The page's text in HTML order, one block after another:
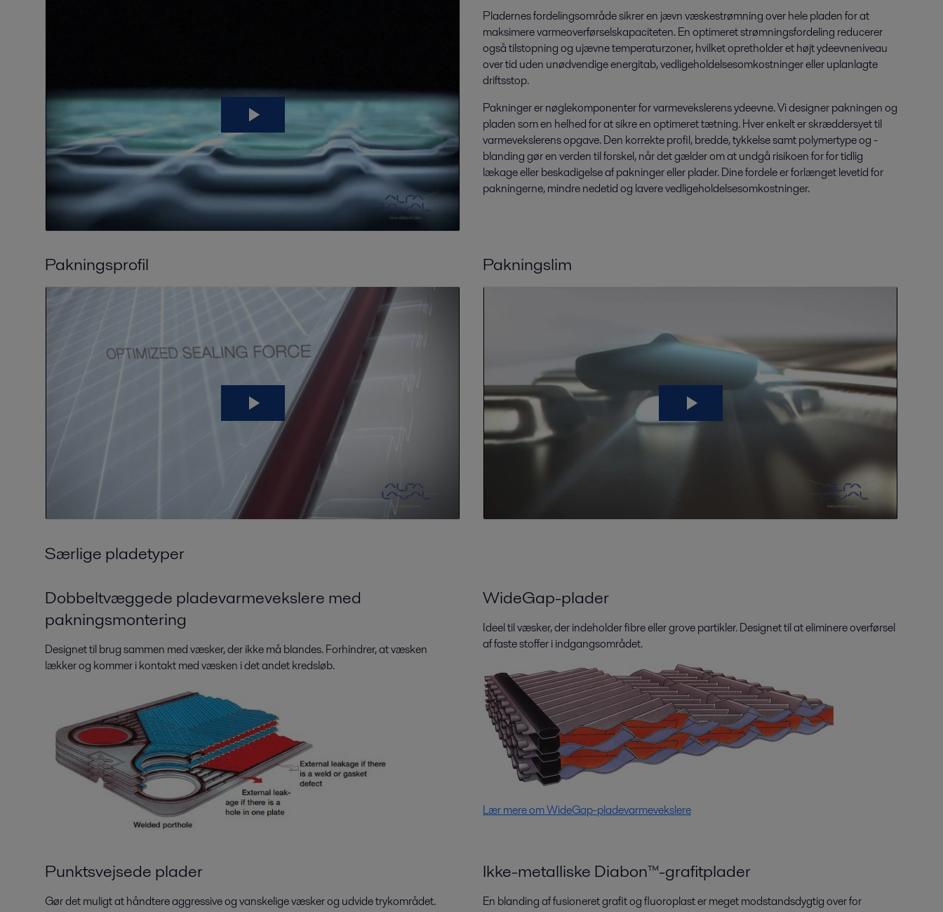
Pladernes fordelingsområde sikrer en jævn væskestrømning over hele pladen for at
maksimere varmeoverførselskapaciteten. En optimeret strømningsfordeling reducerer
også tilstopning og ujævne temperaturzoner, hvilket opretholder et højt ydeevneniveau
over tid uden unødvendige energitab, vedligeholdelsesomkostninger eller uplanlagte
driftsstop.
Pakninger er nøglekomponenter for varmevekslerens ydeevne. Vi designer pakningen og
pladen som en helhed for at sikre en optimeret tætning. Hver enkelt er skræddersyet til
varmevekslerens opgave. Den korrekte profil, bredde, tykkelse samt polymertype og -
blanding gør en verden til forskel, når det gælder om at undgå risikoen for for tidlig
lækage eller beskadigelse af pakninger eller plader. Dine fordele er forlænget levetid for
pakningerne, mindre nedetid og lavere vedligeholdelsesomkostninger.
Pakningsprofil Pakningslim
Særlige pladetyper
Dobbeltvæggede pladevarmevekslere med
pakningsmontering
Designet til brug sammen med væsker, der ikke må blandes. Forhindrer, at væsken
lækker og kommer i kontakt med væsken i det andet kredsløb.
WideGap-plader
Ideel til væsker, der indeholder fibre eller grove partikler. Designet til at eliminere overførsel
af faste stoffer i indgangsområdet.
Lær mere om WideGap-pladevarmevekslere
Punktsvejsede plader
Gør det muligt at håndtere aggressive og vanskelige væsker og udvide trykområdet.
Ikke-metalliske Diabon™-grafitplader
En blanding af fusioneret grafit og fluoroplast er meget modstandsdygtig over for